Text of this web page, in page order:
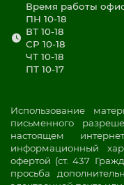
Время работы
ПН 10-18
ВТ 10-18
СР 10-18
ЧТ 10-18
ПТ 10-17
Использование
письменного
настоящем
информационный
офертой (ст. 437
просьба